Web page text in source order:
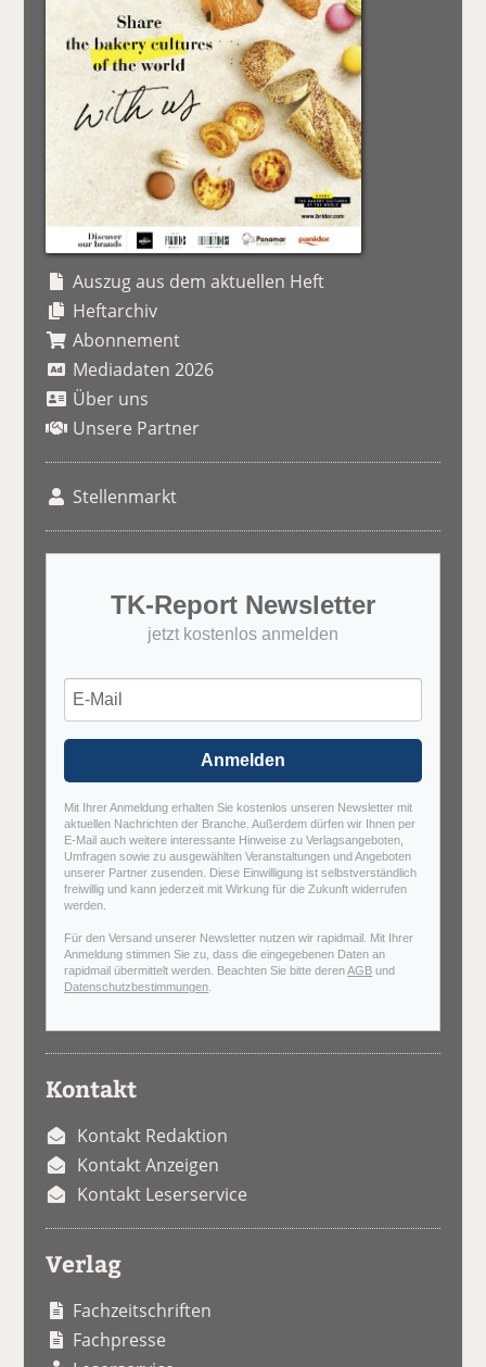
Auszug aus dem aktuellen Heft
Heftarchiv
Abonnement
Mediadaten 2026
Über uns
Unsere Partner
Stellenmarkt
TK-Report Newsletter
jetzt kostenlos anmelden
Anmelden
Mit Ihrer Anmeldung erhalten Sie kostenlos unseren Newsletter mit
aktuellen Nachrichten der Branche. Außerdem dürfen wir Ihnen per
E-Mail auch weitere interessante Hinweise zu Verlagsangeboten,
Umfragen sowie zu ausgewählten Veranstaltungen und Angeboten
unserer Partner zusenden. Diese Einwilligung ist selbstverständlich
freiwillig und kann jederzeit mit Wirkung für die Zukunft widerrufen
werden.
Für den Versand unserer Newsletter nutzen wir rapidmail. Mit Ihrer
Anmeldung stimmen Sie zu, dass die eingegebenen Daten an
rapidmail übermittelt werden. Beachten Sie bitte derenAGB und
Datenschutzbestimmungen
Kontakt
Kontakt Redaktion
Kontakt Anzeigen
Kontakt Leserservice
Verlag
Fachzeitschriften
Fachpresse